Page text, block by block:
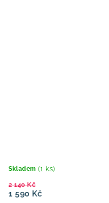
Skladem (1 ks)
1 590 Kč
2 140 Kč